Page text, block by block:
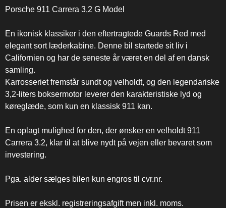
Porsche 911 Carrera 3,2 G Model
En ikonisk klassiker i den eftertragtede Guards Red med
elegant sort læderkabine. Denne bil startede sit liv i
Californien og har de seneste år været en del af en dansk
samling.
Karrosseriet fremstår sundt og velholdt, og den legendariske
3,2-liters boksermotor leverer den karakteristiske lyd og
køreglæde, som kun en klassisk 911 kan.
En oplagt mulighed for den, der ønsker en velholdt 911
Carrera 3.2, klar til at blive nydt på vejen eller bevaret som
investering.
Pga. alder sælges bilen kun engros til cvr.nr.
Prisen er ekskl. registreringsafgift men inkl. moms.